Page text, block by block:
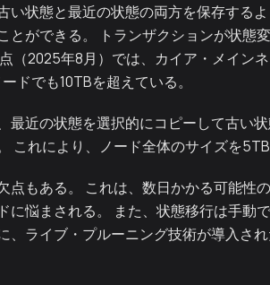
い状態と最近の状態の両方を保存する
とができる。 トランザクションが状態
（2025年8月）では、カイア・メイン
ドでも10TBを超えている。
最近の状態を選択的にコピーして古い
これにより、ノード全体のサイズを
点もある。 これは、数日かかる可能性
に悩まされる。 また、状態移行は手動
、ライブ・プルーニング技術が導入され